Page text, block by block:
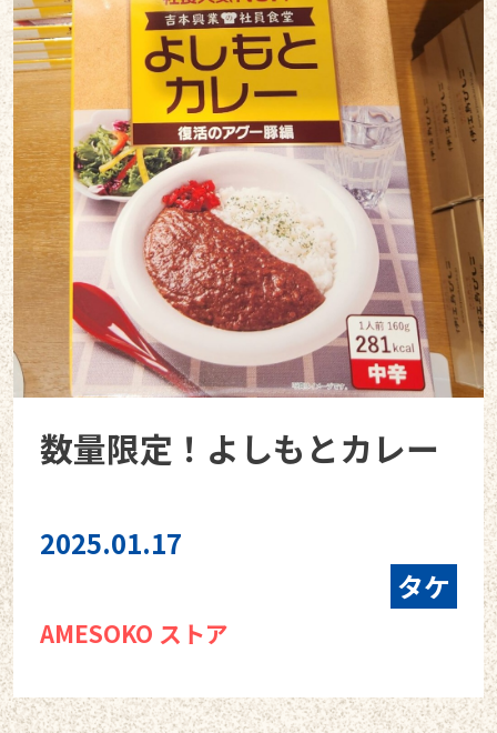
数量限定！よしもとカレー
2025.01.17
タケ
AMESOKO ストア